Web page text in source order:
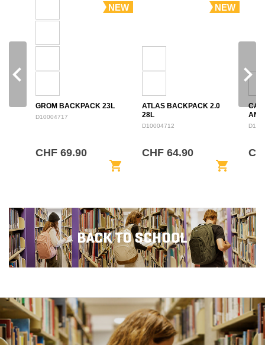
NEW
GROM BACKPACK 23L
D10004717
CHF 69.90
shopping_cart
NEW
ATLAS BACKPACK 2.0
28L
D10004712
CHF 64.90
shopping_cart
navigate_before navigate_next